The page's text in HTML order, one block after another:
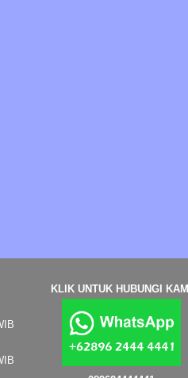
KLIK UNTUK HUBUNGI KAMI